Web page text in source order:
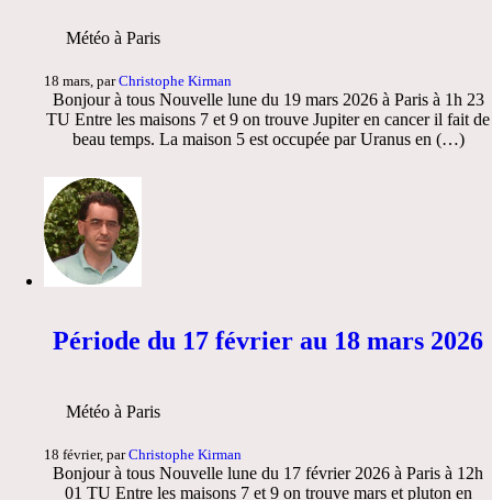
Météo à Paris
18 mars, parChristophe Kirman
Bonjour à tous Nouvelle lune du 19 mars 2026 à Paris à 1h 23
TU Entre les maisons 7 et 9 on trouve Jupiter en cancer il fait de
beau temps. La maison 5 est occupée par Uranus en (…)
Période du 17 février au 18 mars 2026
Météo à Paris
18 février, parChristophe Kirman
Bonjour à tous Nouvelle lune du 17 février 2026 à Paris à 12h
01 TU Entre les maisons 7 et 9 on trouve mars et pluton en